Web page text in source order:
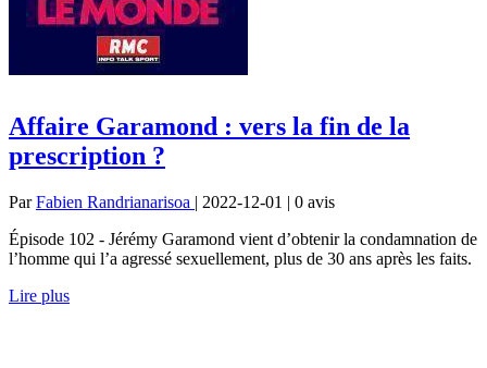
Affaire Garamond : vers la fin de la
prescription ?
ParFabien Randrianarisoa | 2022-12-01 | 0 avis
Épisode 102 - Jérémy Garamond vient d’obtenir la condamnation de
l’homme qui l’a agressé sexuellement, plus de 30 ans après les faits.
Lire plus